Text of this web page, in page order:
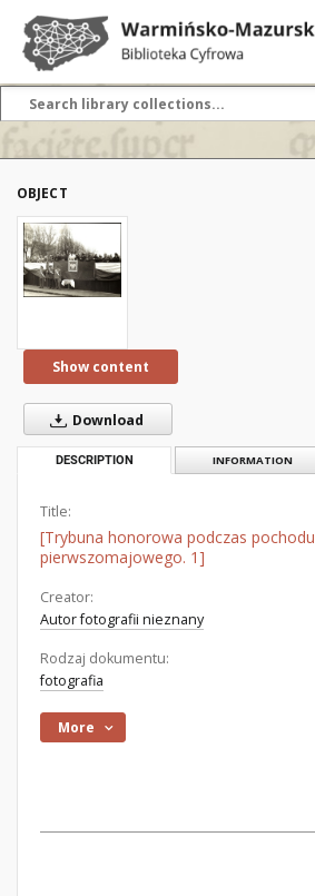
OBJECT
Show content
Download
DESCRIPTION INFORMATION
Title:
[Trybuna honorowa podczas pochodu
pierwszomajowego. 1]
Creator:
Autor fotografii nieznany
Rodzaj dokumentu:
fotografia
More